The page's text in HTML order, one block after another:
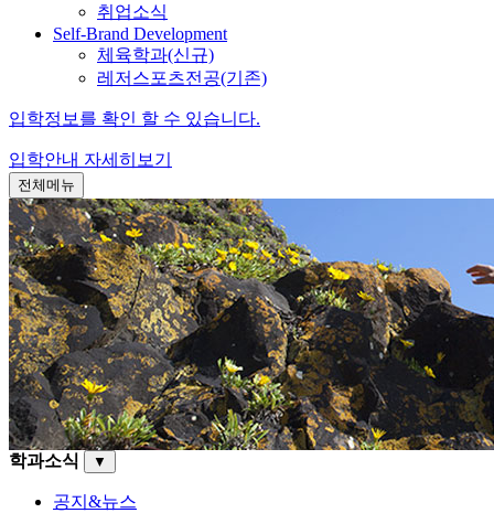
취업소식
Self-Brand Development
체육학과(신규)
레저스포츠전공(기존)
입학정보를 확인 할 수 있습니다.
입학안내 자세히보기
전체메뉴
학과소식 ▼
공지&뉴스